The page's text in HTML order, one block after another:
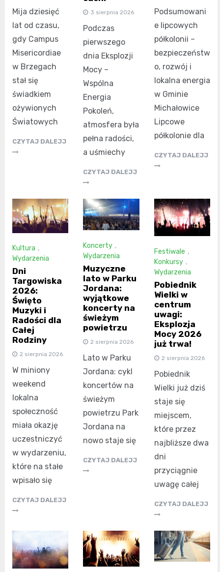
Mija dziesięć
lat od czasu,
gdy Campus
Misericordiae
w Brzegach
stał się
świadkiem
ożywionych
Światowych
CZYTAJ DALEJJ
3 sierpnia 2026
Podczas
pierwszego
dnia Eksplozji
Mocy –
Wspólna
Energia
Pokoleń,
atmosfera była
pełna radości,
a uśmiechy
CZYTAJ DALEJJ
Podsumowani
e lipcowych
półkolonii –
bezpieczeństw
o, rozwój i
lokalna energia
w Gminie
Michałowice
Lipcowe
półkolonie dla
CZYTAJ DALEJJ
Kultura ,
Wydarzenia
Dni
Targowiska
2026:
Święto
Muzyki i
Radości dla
Całej
Rodziny
2 sierpnia 2026
W miniony
weekend
lokalna
społeczność
miała okazję
uczestniczyć
w wydarzeniu,
które na stałe
wpisało się
CZYTAJ DALEJJ
Koncerty ,
Wydarzenia
Muzyczne
lato w Parku
Jordana:
wyjątkowe
koncerty na
świeżym
powietrzu
2 sierpnia 2026
Lato w Parku
Jordana: cykl
koncertów na
świeżym
powietrzu Park
Jordana na
nowo staje się
CZYTAJ DALEJJ
Festiwale ,
Konkursy ,
Wydarzenia
Pobiednik
Wielki w
centrum
uwagi:
Eksplozja
Mocy 2026
już trwa!
2 sierpnia 2026
Pobiednik
Wielki już dziś
staje się
miejscem,
które przez
najbliższe dwa
dni
przyciągnie
uwagę całej
CZYTAJ DALEJJ